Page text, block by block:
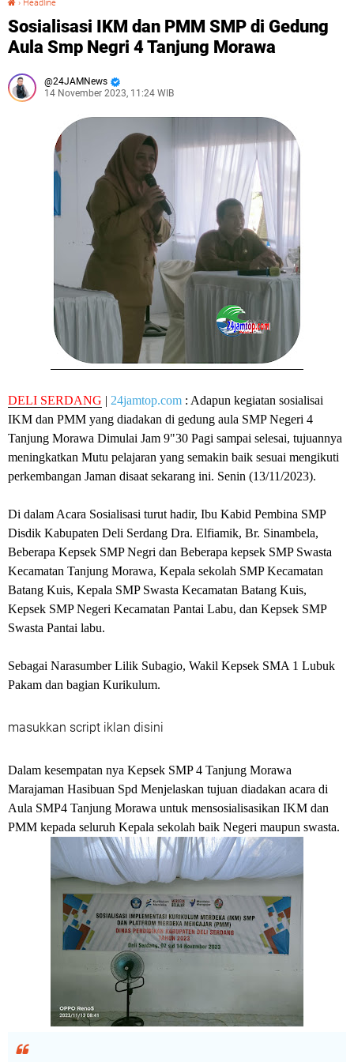
› Headline
Sosialisasi IKM dan PMM SMP di Gedung
Aula Smp Negri 4 Tanjung Morawa
24JAMNews
14 November 2023, 11:24 WIB
DELI SERDANG | 24jamtop.com : Adapun kegiatan sosialisai
IKM dan PMM yang diadakan di gedung aula SMP Negeri 4
Tanjung Morawa Dimulai Jam 9"30 Pagi sampai selesai, tujuannya
meningkatkan Mutu pelajaran yang semakin baik sesuai mengikuti
perkembangan Jaman disaat sekarang ini. Senin (13/11/2023).
Di dalam Acara Sosialisasi turut hadir, Ibu Kabid Pembina SMP
Disdik Kabupaten Deli Serdang Dra. Elfiamik, Br. Sinambela,
Beberapa Kepsek SMP Negri dan Beberapa kepsek SMP Swasta
Kecamatan Tanjung Morawa, Kepala sekolah SMP Kecamatan
Batang Kuis, Kepala SMP Swasta Kecamatan Batang Kuis,
Kepsek SMP Negeri Kecamatan Pantai Labu, dan Kepsek SMP
Swasta Pantai labu.
Sebagai Narasumber Lilik Subagio, Wakil Kepsek SMA 1 Lubuk
Pakam dan bagian Kurikulum.
masukkan script iklan disini
Dalam kesempatan nya Kepsek SMP 4 Tanjung Morawa
Marajaman Hasibuan Spd Menjelaskan tujuan diadakan acara di
Aula SMP4 Tanjung Morawa untuk mensosialisasikan IKM dan
PMM kepada seluruh Kepala sekolah baik Negeri maupun swasta.